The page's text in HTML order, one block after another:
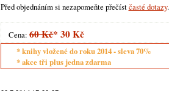
Před objednáním si nezapomeňte přečístčasté dotazy.
Cena:60 Kč* 30 Kč
* knihy vložené do roku 2014 - sleva 70%
* akce tři plus jedna zdarma